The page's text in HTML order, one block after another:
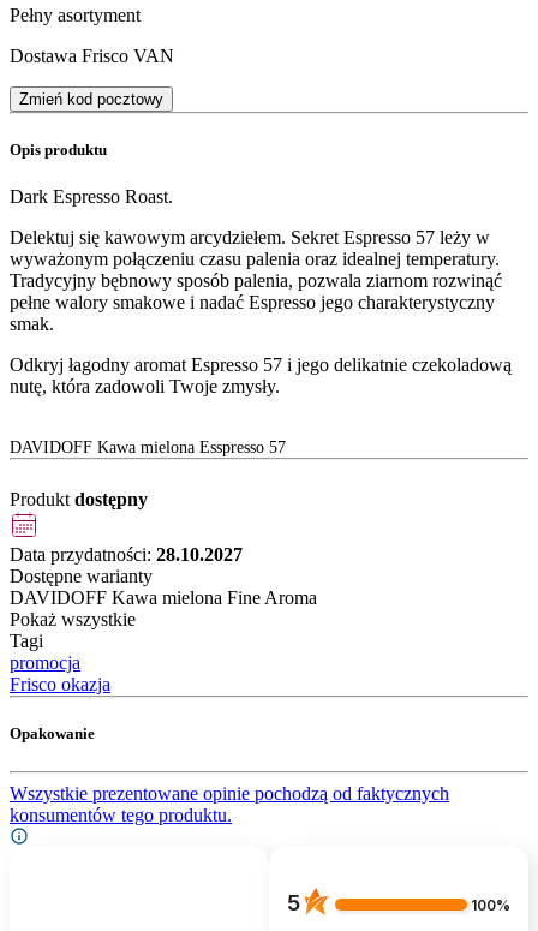
Pełny asortyment
Dostawa Frisco VAN
Zmień kod pocztowy
Opis produktu
Dark Espresso Roast.
Delektuj się kawowym arcydziełem. Sekret Espresso 57 leży w
wyważonym połączeniu czasu palenia oraz idealnej temperatury.
Tradycyjny bębnowy sposób palenia, pozwala ziarnom rozwinąć
pełne walory smakowe i nadać Espresso jego charakterystyczny
smak.
Odkryj łagodny aromat Espresso 57 i jego delikatnie czekoladową
nutę, która zadowoli Twoje zmysły.
DAVIDOFF Kawa mielona Esspresso 57
Produkt dostępny
Data przydatności: 28.10.2027
Dostępne warianty
DAVIDOFF Kawa mielona Fine Aroma
Pokaż wszystkie
Tagi
promocja
Frisco okazja
Opakowanie
Wszystkie prezentowane opinie pochodzą od faktycznych
konsumentów tego produktu.
5 100%